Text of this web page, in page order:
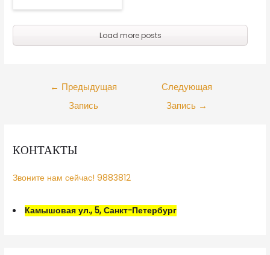
Load more posts
← Предыдущая
Запись
Следующая
Запись →
КОНТАКТЫ
Звоните нам сейчас! 9883812
Камышовая ул., 5, Санкт-Петербург